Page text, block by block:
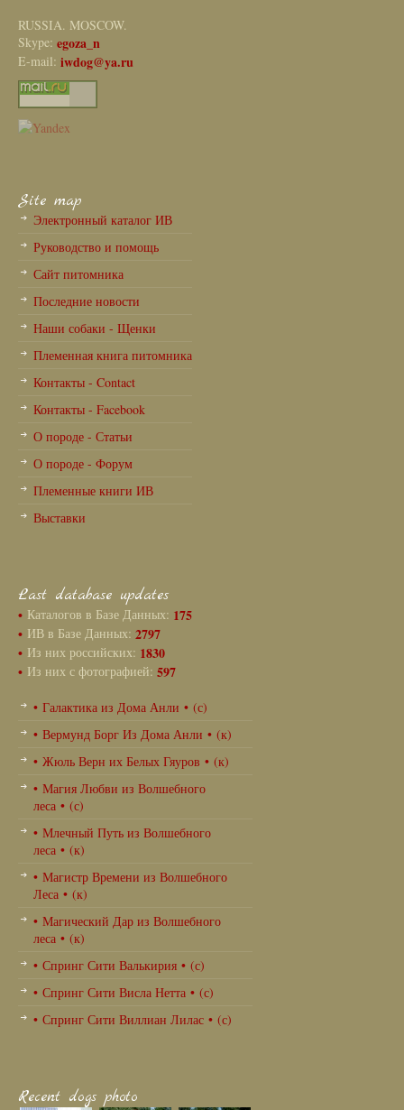
RUSSIA. MOSCOW.
Skype: egoza_n
E-mail: iwdog@ya.ru
Site map
Электронный каталог ИВ
Руководство и помощь
Сайт питомника
Последние новости
Наши собаки - Щенки
Племенная книга питомника
Контакты - Contact
Контакты - Facebook
О породе - Статьи
О породе - Форум
Племенные книги ИВ
Выставки
Last database updates
• Каталогов в Базе Данных: 175
• ИВ в Базе Данных: 2797
• Из них российских: 1830
• Из них с фотографией: 597
• Галактика из Дома Анли • (с)
• Вермунд Борг Из Дома Анли • (к)
• Жюль Верн их Белых Гяуров • (к)
• Магия Любви из Волшебного
леса • (с)
• Млечный Путь из Волшебного
леса • (к)
• Магистр Времени из Волшебного
Леса • (к)
• Магический Дар из Волшебного
леса • (к)
• Спринг Сити Валькирия • (с)
• Спринг Сити Висла Нетта • (с)
• Спринг Сити Виллиан Лилас • (с)
Recent dogs photo